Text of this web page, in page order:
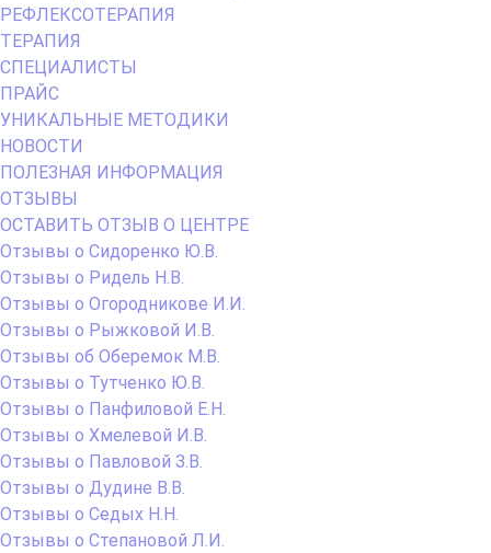
РЕФЛЕКСОТЕРАПИЯ
ТЕРАПИЯ
СПЕЦИАЛИСТЫ
ПРАЙС
УНИКАЛЬНЫЕ МЕТОДИКИ
НОВОСТИ
ПОЛЕЗНАЯ ИНФОРМАЦИЯ
ОТЗЫВЫ
ОСТАВИТЬ ОТЗЫВ О ЦЕНТРЕ
Отзывы о Сидоренко Ю.В.
Отзывы о Ридель Н.В.
Отзывы о Огородникове И.И.
Отзывы о Рыжковой И.В.
Отзывы об Оберемок М.В.
Отзывы о Тутченко Ю.В.
Отзывы о Панфиловой Е.Н.
Отзывы о Хмелевой И.В.
Отзывы о Павловой З.В.
Отзывы о Дудине В.В.
Отзывы о Седых Н.Н.
Отзывы о Степановой Л.И.